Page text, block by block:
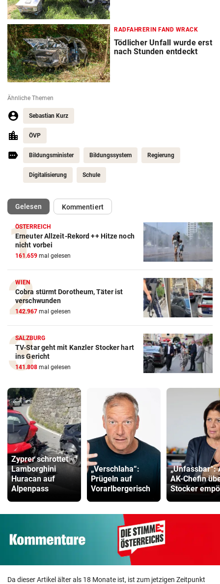
RADFAHRERIN FAND WRACK
Tödlicher Unfall wurde erst
nach Stunden entdeckt
Ähnliche Themen
Sebastian Kurz
ÖVP
Bildungsminister Bildungssystem Regierung
Digitalisierung Schule
Gelesen(ausgewählt)Kommentiert
ÖSTERREICH
Erneuter Allzeit-Rekord ++ Hitze noch
nicht vorbei
161.659 mal gelesen
WIEN
Cobra stürmt Dorotheum, Täter ist
verschwunden
142.967 mal gelesen
SALZBURG
TV-Star geht mit Kanzler Stocker hart
ins Gericht
141.808 mal gelesen
Zyprer schrottet
Lamborghini
Huracan auf
Alpenpass
„Verschlaha“:
Prügeln auf
Vorarlbergerisch
„Unfassbar“:
AK-Chefin
Stocker
Da dieser Artikel älter als 18 Monate ist, ist zum jetzigen Zeitpunkt